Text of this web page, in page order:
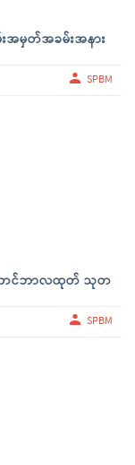
အမှတ်အခမ်းအနား
SPBM
စက်တင်ဘာလထုတ် သုတ
SPBM